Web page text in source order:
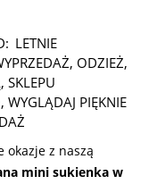
LETNIE
, ODZIEŻ,
, SKLEPU
, WYGLĄDAJ PIĘKNIE
okazje z naszą
mini sukienka w